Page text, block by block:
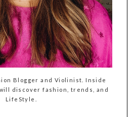
Blogger and Violinist. Inside
discover fashion, trends, and
LifeStyle.